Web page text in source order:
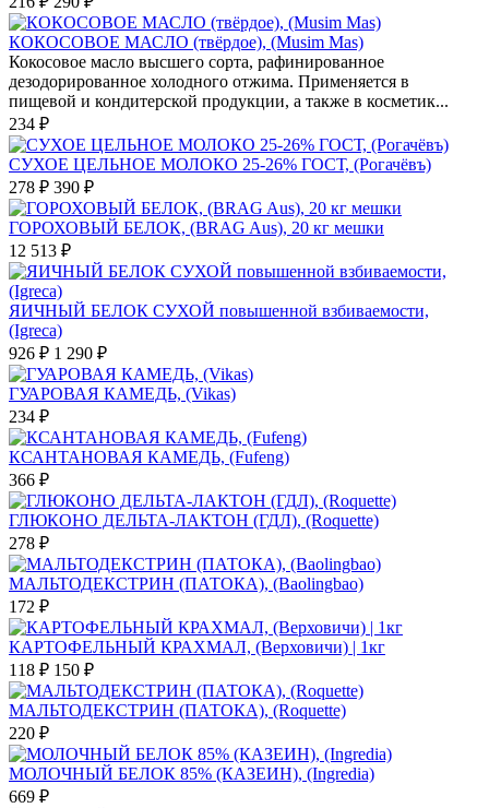
КОКОСОВОЕ МАСЛО (твёрдое), (Musim Mas)
Кокосовое масло высшего сорта, рафинированное
дезодорированное холодного отжима. Применяется в
пищевой и кондитерской продукции, а также в косметик...
234 ₽
СУХОЕ ЦЕЛЬНОЕ МОЛОКО 25-26% ГОСТ, (Рогачёвъ)
278 ₽ 390 ₽
ГОРОХОВЫЙ БЕЛОК, (BRAG Aus), 20 кг мешки
12 513 ₽
ЯИЧНЫЙ БЕЛОК СУХОЙ повышенной взбиваемости,
(Igreca)
926 ₽ 1 290 ₽
ГУАРОВАЯ КАМЕДЬ, (Vikas)
234 ₽
КСАНТАНОВАЯ КАМЕДЬ, (Fufeng)
366 ₽
ГЛЮКОНО ДЕЛЬТА-ЛАКТОН (ГДЛ), (Roquette)
278 ₽
МАЛЬТОДЕКСТРИН (ПАТОКА), (Baolingbao)
172 ₽
КАРТОФЕЛЬНЫЙ КРАХМАЛ, (Верховичи) | 1кг
118 ₽ 150 ₽
МАЛЬТОДЕКСТРИН (ПАТОКА), (Roquette)
220 ₽
МОЛОЧНЫЙ БЕЛОК 85% (КАЗЕИН), (Ingredia)
669 ₽